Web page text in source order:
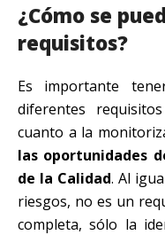
¿Cómo se
requisitos?
Es importante
diferentes
cuanto a la
las oportunidades
de la Calidad. Al
riesgos, no es un
completa, sólo la